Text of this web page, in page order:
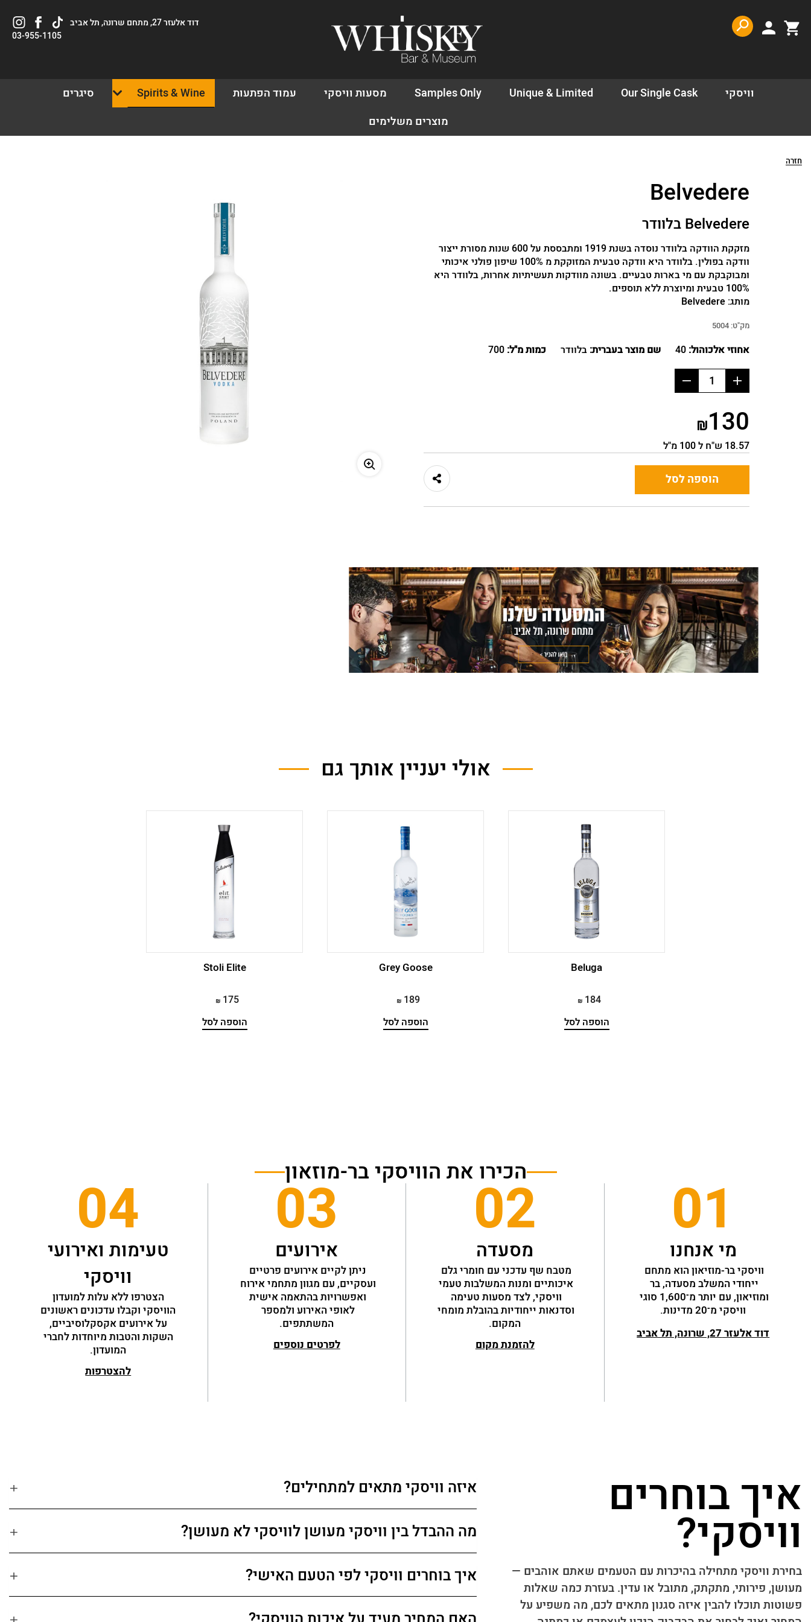
וויסקי
חנות
לעמוד
הפייסבוק
Tiktok
link
דוד אלעזר 27, מתחם שרונה, תל אביב
03-955-1105
וויסקי Our Single Cask
Unique & Limited
Samples Only מסעות וויסקי עמוד הפתעות Spirits & Wine
סיגרים
מוצרים משלימים
כבר רשומים? התחברו
זכור אותי
דאגנו לכם ליצירת חשבון קלה ומהירה במיוחד. המשיכו למילוי
פרטיכם ותוכלו ליהנות מהיתרונות של משתמש רשום כבר
חזרה
Belvedere
Belvedere בלוודר
מזקקת הוודקה בלוודר נוסדה בשנת 1919 ומתבססת על 600 שנות מסורת ייצור
וודקה בפולין. בלוודר היא וודקה טבעית המזוקקת מ 100% שיפון פולני איכותי
ומבוקבקת עם מי בארות טבעיים. בשונה מוודקות תעשיתיות אחרות, בלוודר היא
100% טבעית ומיוצרת ללא תוספים.
מותג: Belvedere
מק"ט: 5004
אחוזי אלכוהול: 40 שם מוצר בעברית: בלוודר כמות מ"ל: 700
הוסף
החסר
130
18.57 ש"ח ל 100 מ"ל
הוספה לסל
אולי יעניין אותך גם
Beluga
184
הוספה לסל
Grey Goose
189
הוספה לסל
Stoli Elite
175
הוספה לסל
הכירו את הוויסקי בר-מוזאון 01
מי אנחנו
ייחודי המשלב מסעדה, בר
ומוזיאון, עם יותר מ־1,600 סוגי
וויסקי מ־20 מדינות.
דוד אלעזר 27, שרונה, תל אביב
02
מסעדה
איכותיים ומנות המשלבות טעמי
וסדנאות ייחודיות בהובלת מומחי
המקום.
להזמנת מקום
03
אירועים
ואפשרויות בהתאמה אישית
המשתתפים.
לפרטים נוספים
04
טעימות ואירועי
וויסקי
הצטרפו ללא עלות למועדון
הוויסקי וקבלו עדכונים ראשונים
על אירועים אקסקלוסיביים,
השקות והטבות מיוחדות לחברי
המועדון.
להצטרפות
איך בוחרים
וויסקי?
בחירת וויסקי מתחילה בהיכרות עם הטעמים שאתם אוהבים —
מעושן, פירותי, מתקתק, מתובל או עדין. בעזרת כמה שאלות
פשוטות תוכלו להבין איזה סגנון מתאים לכם, מה משפיע על
איזה וויסקי מתאים למתחילים?
מה ההבדל בין וויסקי מעושן לוויסקי לא מעושן?
איך בוחרים וויסקי לפי הטעם האישי?